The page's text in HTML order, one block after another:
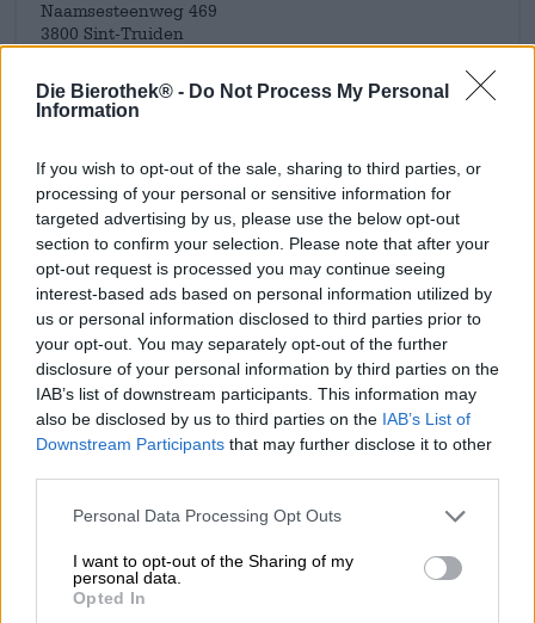
Die Bierothek® - Do Not Process My Personal
Information
If you wish to opt-out of the sale, sharing to third parties, or
processing of your personal or sensitive information for
targeted advertising by us, please use the below opt-out
section to confirm your selection. Please note that after your
opt-out request is processed you may continue seeing
interest-based ads based on personal information utilized by
us or personal information disclosed to third parties prior to
your opt-out. You may separately opt-out of the further
disclosure of your personal information by third parties on the
IAB’s list of downstream participants. This information may
also be disclosed by us to third parties on the IAB’s List of
Downstream Participants that may further disclose it to other
Personal Data Processing Opt Outs
I want to opt-out of the Sharing of my
personal data.
Opted In
Naamsesteenweg 469
3800 Sint-Truiden
info@brouwerijkerkom.be
Weitere Brauereien entdecken
Bei uns erhältlich
Belgische Ales | Holzfassgereifte Biere